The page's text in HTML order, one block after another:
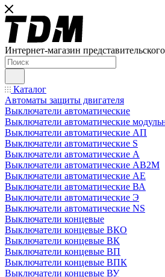
Интернет-магазин
Каталог
Автоматы защиты двигателя
Выключатели автоматические
Выключатели автоматические
Выключатели автоматические АП
Выключатели автоматические S
Выключатели автоматические А
Выключатели автоматические АВ2М
Выключатели автоматические АЕ
Выключатели автоматические ВА
Выключатели автоматические Э
Выключатели автоматические NS
Выключатели концевые
Выключатели концевые ВКО
Выключатели концевые ВК
Выключатели концевые ВП
Выключатели концевые ВПК
Выключатели концевые ВУ